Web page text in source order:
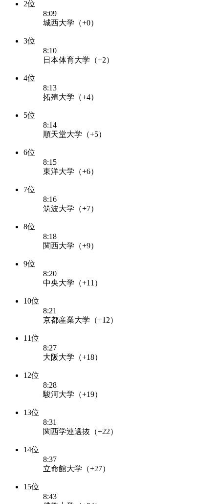
2位
8:09
城西大学（+0）
3位
8:10
日本体育大学（+2）
4位
8:13
拓殖大学（+4）
5位
8:14
順天堂大学（+5）
6位
8:15
東洋大学（+6）
7位
8:16
筑波大学（+7）
8位
8:18
関西大学（+9）
9位
8:20
中央大学（+11）
10位
8:21
京都産業大学（+12）
11位
8:27
大阪大学（+18）
12位
8:28
駿河大学（+19）
13位
8:31
関西学連選抜（+22）
14位
8:37
立命館大学（+27）
15位
8:43